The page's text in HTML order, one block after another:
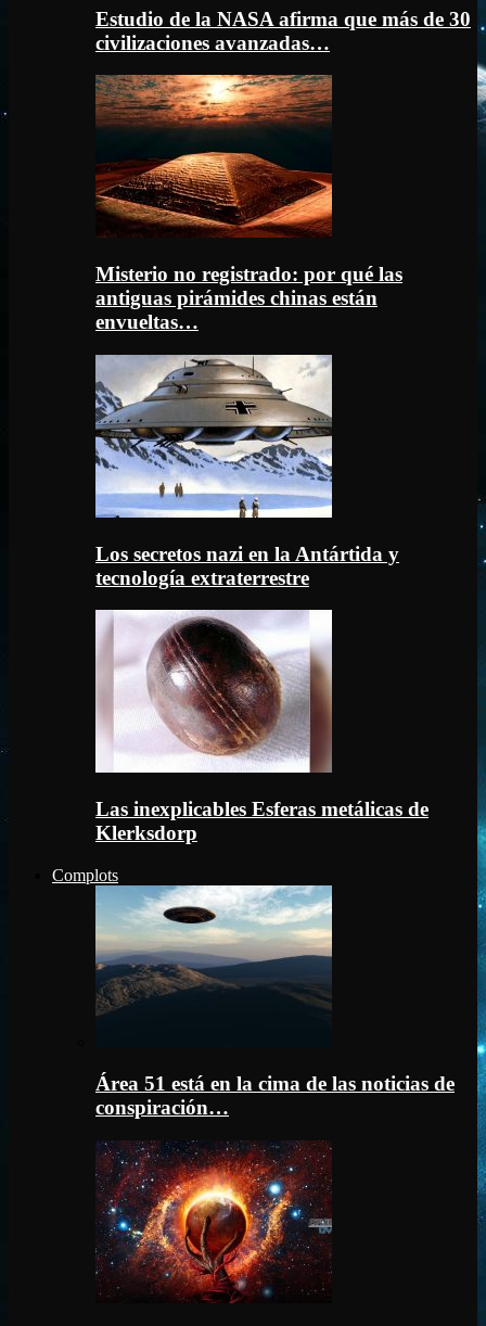
Estudio de la NASA afirma que más de 30
civilizaciones avanzadas…
Misterio no registrado: por qué las
antiguas pirámides chinas están
envueltas…
Los secretos nazi en la Antártida y
tecnología extraterrestre
Las inexplicables Esferas metálicas de
Klerksdorp
Complots
Área 51 está en la cima de las noticias de
conspiración…